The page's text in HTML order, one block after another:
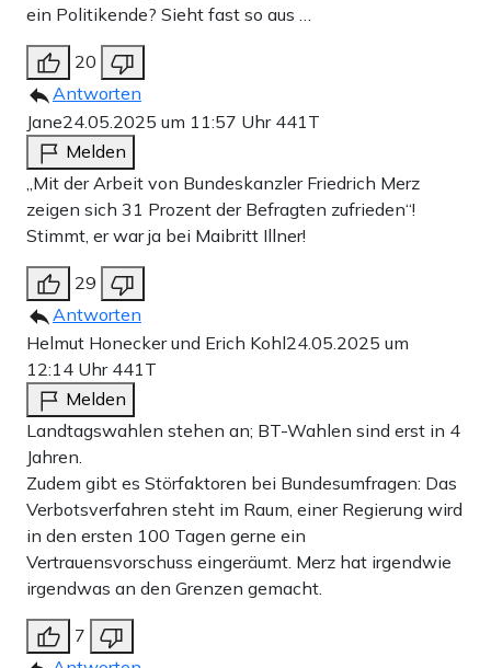
ein Politikende? Sieht fast so aus …
20
Antworten
Jane24.05.2025 um 11:57 Uhr 441T
Melden
„Mit der Arbeit von Bundeskanzler Friedrich Merz
zeigen sich 31 Prozent der Befragten zufrieden“!
Stimmt, er war ja bei Maibritt Illner!
29
Antworten
Helmut Honecker und Erich Kohl24.05.2025 um
12:14 Uhr 441T
Melden
Landtagswahlen stehen an; BT-Wahlen sind erst in 4
Jahren.
Zudem gibt es Störfaktoren bei Bundesumfragen: Das
Verbotsverfahren steht im Raum, einer Regierung wird
in den ersten 100 Tagen gerne ein
Vertrauensvorschuss eingeräumt. Merz hat irgendwie
irgendwas an den Grenzen gemacht.
7